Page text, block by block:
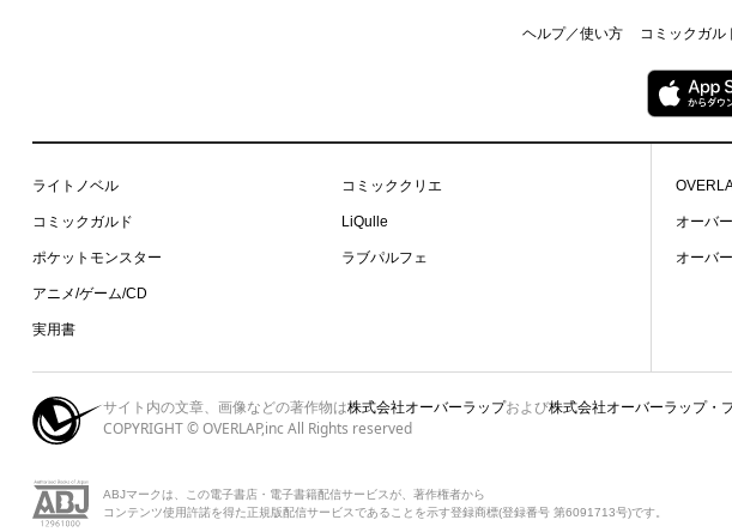
ヘルプ／使い方 コミックガル
ライトノベル
コミックガルド
ポケットモンスター
アニメ/ゲーム/CD
実用書
コミッククリエ
LiQulle
ラブパルフェ
オーバ
オーバ
サイト内の文章、画像などの著作物は株式会社オーバーラップおよび株式会社オーバーラップ・
COPYRIGHT © OVERLAP,inc All Rights reserved
ABJマークは、この電子書店・電子書籍配信サービスが、著作権者から
コンテンツ使用許諾を得た正規版配信サービスであることを示す登録商標(登録番号 第6091713号)です。